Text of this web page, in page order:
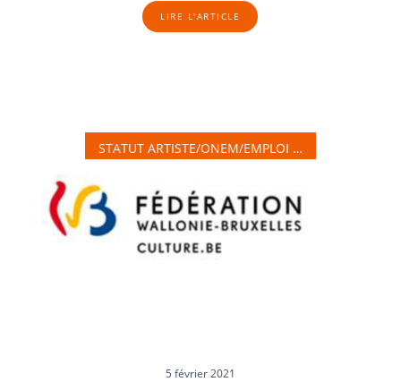
LIRE L'ARTICLE
STATUT ARTISTE/ONEM/EMPLOI …
5 février 2021